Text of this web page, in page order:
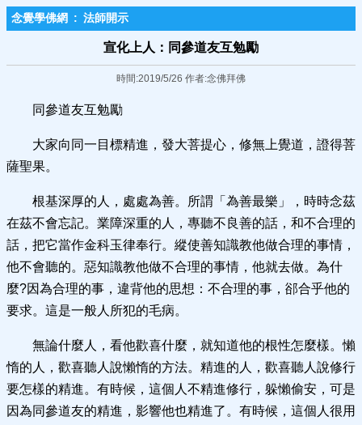
念覺學佛網 : 法師開示
宣化上人：同參道友互勉勵
時間:2019/5/26 作者:念佛拜佛
同參道友互勉勵
大家向同一目標精進，發大菩提心，修無上覺道，證得菩
薩聖果。
根基深厚的人，處處為善。所謂「為善最樂」，時時念茲
在茲不會忘記。業障深重的人，專聽不良善的話，和不合理的
話，把它當作金科玉律奉行。縱使善知識教他做合理的事情，
他不會聽的。惡知識教他做不合理的事情，他就去做。為什
麼?因為合理的事，違背他的思想：不合理的事，郤合乎他的
要求。這是一般人所犯的毛病。
無論什麼人，看他歡喜什麼，就知道他的根性怎麼樣。懶
惰的人，歡喜聽人說懶惰的方法。精進的人，歡喜聽人說修行
要怎樣的精進。有時候，這個人不精進修行，躲懶偷安，可是
因為同參道友的精進，影響他也精進了。有時候，這個人很用